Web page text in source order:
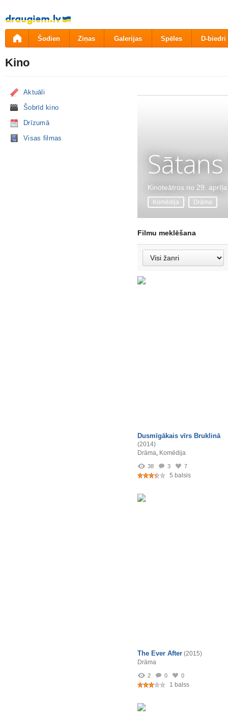
Pāriet
uz
saturu
Šodien Ziņas Galerijas Spēles D-biedri
Kino
Aktuāli
Šobrīd kino
Drīzumā
Visas filmas
Kinoteātros no 29. aprīļa
Komēdija Drāma
Filmu meklēšana
Dusmīgākais vīrs Bruklinā
(2014)
Drāma, Komēdija
38 3 7
5 balsis
The Ever After (2015)
Drāma
2 0 0
1 balss